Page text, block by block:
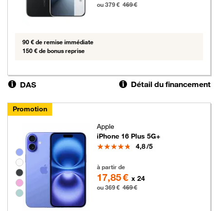
ou 379 € 469 €
90 € de remise immédiate
150 € de bonus reprise
DAS Détail du financement
Promotion
Groupe de couleurs disponibles non sélectionnables
Apple
iPhone 16 Plus 5G+
Note
4,8/5
à partir de
17,85 € x 24
ou 369 € 469 €